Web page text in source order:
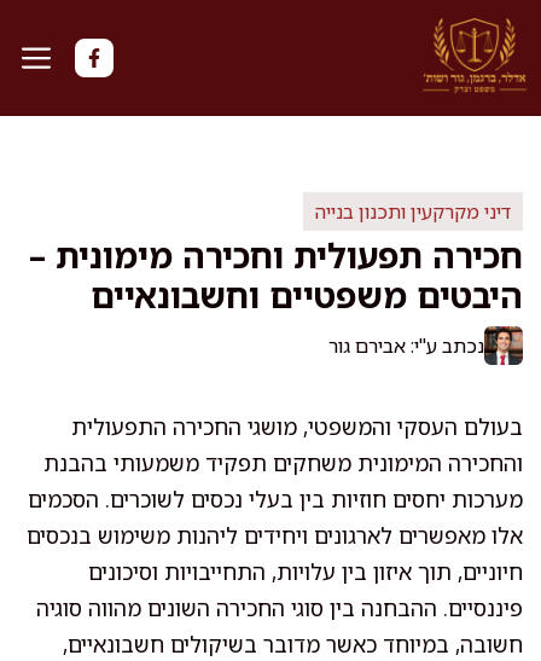
לדלג
לתוכן
דיני מקרקעין ותכנון בנייה
חכירה תפעולית וחכירה מימונית –
היבטים משפטיים וחשבונאיים
נכתב ע"י: אבירם גור
בעולם העסקי והמשפטי, מושגי החכירה התפעולית
והחכירה המימונית משחקים תפקיד משמעותי בהבנת
מערכות יחסים חוזיות בין בעלי נכסים לשוכרים. הסכמים
אלו מאפשרים לארגונים ויחידים ליהנות משימוש בנכסים
חיוניים, תוך איזון בין עלויות, התחייבויות וסיכונים
פיננסיים. ההבחנה בין סוגי החכירה השונים מהווה סוגיה
חשובה, במיוחד כאשר מדובר בשיקולים חשבונאיים,